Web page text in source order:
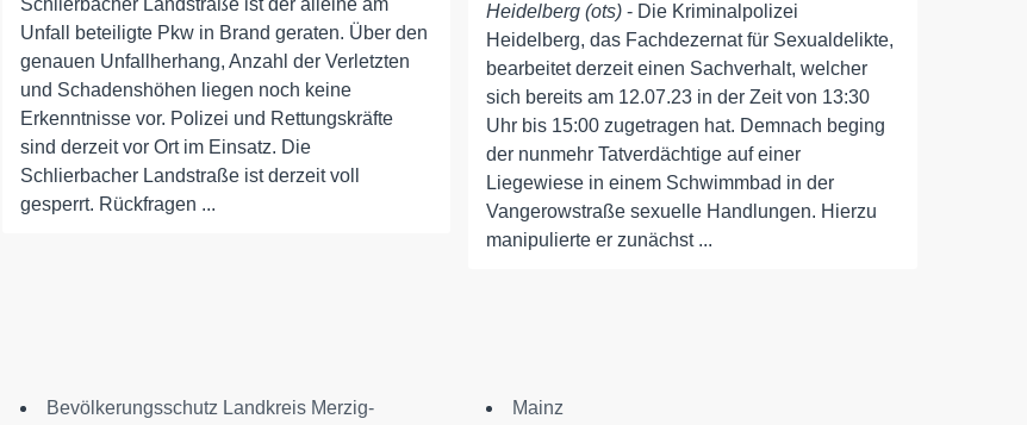
Schlierbacher Landstraße ist der alleine am
Unfall beteiligte Pkw in Brand geraten. Über den
genauen Unfallherhang, Anzahl der Verletzten
und Schadenshöhen liegen noch keine
Erkenntnisse vor. Polizei und Rettungskräfte
sind derzeit vor Ort im Einsatz. Die
Schlierbacher Landstraße ist derzeit voll
gesperrt. Rückfragen ...
Heidelberg (ots) - Die Kriminalpolizei
Heidelberg, das Fachdezernat für Sexualdelikte,
bearbeitet derzeit einen Sachverhalt, welcher
sich bereits am 12.07.23 in der Zeit von 13:30
Uhr bis 15:00 zugetragen hat. Demnach beging
der nunmehr Tatverdächtige auf einer
Liegewiese in einem Schwimmbad in der
Vangerowstraße sexuelle Handlungen. Hierzu
manipulierte er zunächst ...
Bevölkerungsschutz Landkreis Merzig-
Mainz